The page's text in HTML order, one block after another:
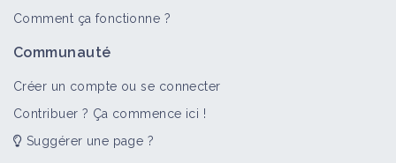
Comment ça fonctionne ?
Communauté
Créer un compte ou se connecter
Contribuer ? Ça commence ici !
Suggérer une page ?